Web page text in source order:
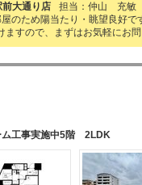
大通り店
担当：仲山 充敏
のため陽当たり・眺望良好
ますので、まずはお気軽にお
ム工事実施中5階 2LDK